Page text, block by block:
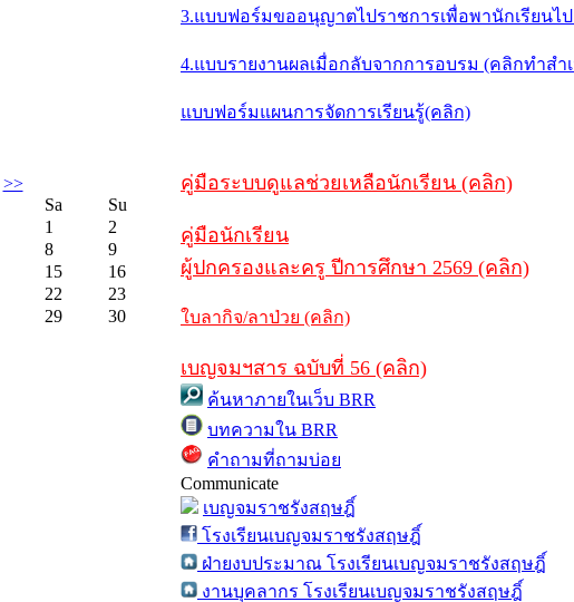
>>
Sa
Su
1
2
8
9
15
16
22
23
29
30
3.แบบฟอร์มขออนุญาตไปราชการเพื่อพานักเรียนไ
4.แบบรายงานผลเมื่อกลับจากการอบรม (คลิกทำสำ
แบบฟอร์มแผนการจัดการเรียนรู้(คลิก)
คู่มือระบบดูแลช่วยเหลือนักเรียน (คลิก)
คู่มือนักเรียน
ผู้ปกครองและครู ปีการศึกษา 2569 (คลิก)
ใบลากิจ/ลาป่วย (คลิก)
เบญจมฯสาร ฉบับที่ 56 (คลิก)
ค้นหาภายในเว็บ BRR
บทความใน BRR
คำถามที่ถามบ่อย
Communicate
เบญจมราชรังสฤษฎิ์
โรงเรียนเบญจมราชรังสฤษฎิ์
ฝ่ายงบประมาณ โรงเรียนเบญจมราชรังสฤษฎิ์
งานบุคลากร โรงเรียนเบญจมราชรังสฤษฎิ์